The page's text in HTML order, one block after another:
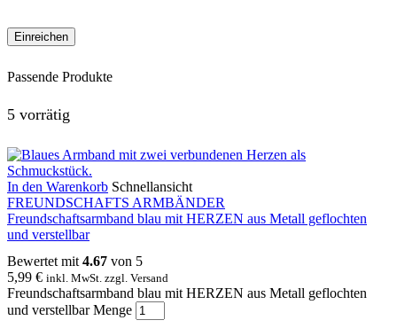
Passende Produkte
5 vorrätig
In den Warenkorb Schnellansicht
FREUNDSCHAFTS ARMBÄNDER
Freundschaftsarmband blau mit HERZEN aus Metall geflochten
und verstellbar
Bewertet mit 4.67 von 5
5,99 € inkl. MwSt. zzgl. Versand
Freundschaftsarmband blau mit HERZEN aus Metall geflochten
und verstellbar Menge